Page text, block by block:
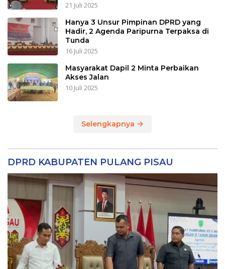
21 Juli 2025
Hanya 3 Unsur Pimpinan DPRD yang
Hadir, 2 Agenda Paripurna Terpaksa di
Tunda
16 Juli 2025
Masyarakat Dapil 2 Minta Perbaikan
Akses Jalan
10 Juli 2025
Selengkapnya
DPRD KABUPATEN PULANG PISAU